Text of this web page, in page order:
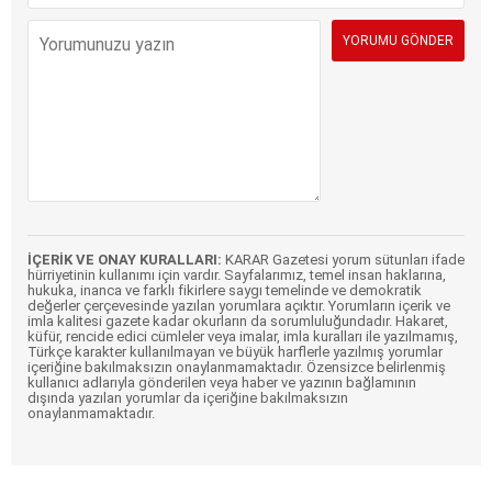
İÇERİK VE ONAY KURALLARI: KARAR Gazetesi yorum sütunları ifade
hürriyetinin kullanımı için vardır. Sayfalarımız, temel insan haklarına,
hukuka, inanca ve farklı fikirlere saygı temelinde ve demokratik
değerler çerçevesinde yazılan yorumlara açıktır. Yorumların içerik ve
imla kalitesi gazete kadar okurların da sorumluluğundadır. Hakaret,
küfür, rencide edici cümleler veya imalar, imla kuralları ile yazılmamış,
Türkçe karakter kullanılmayan ve büyük harflerle yazılmış yorumlar
içeriğine bakılmaksızın onaylanmamaktadır. Özensizce belirlenmiş
kullanıcı adlarıyla gönderilen veya haber ve yazının bağlamının
dışında yazılan yorumlar da içeriğine bakılmaksızın
onaylanmamaktadır.